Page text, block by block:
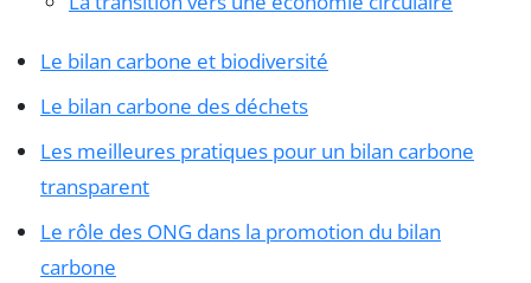
Le bilan carbone et biodiversité
Le bilan carbone des déchets
Les meilleures pratiques pour un bilan carbone
transparent
Le rôle des ONG dans la promotion du bilan
carbone